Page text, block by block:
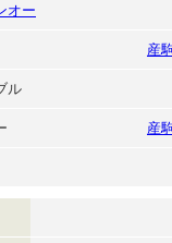
オー
産
ル
産